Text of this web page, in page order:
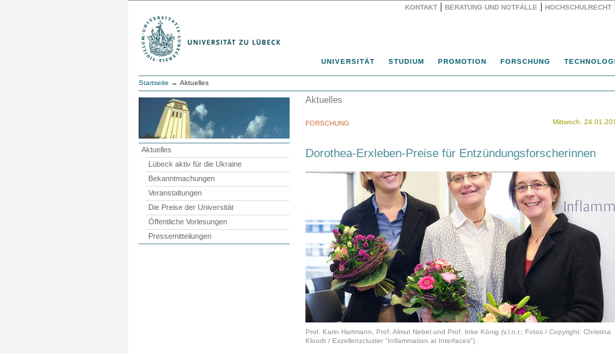
KONTAKT BERATUNG UND NOTFÄLLE HOCHSCHULRECHT
UNIVERSITÄT STUDIUM PROMOTION FORSCHUNG
Startseite → Aktuelles
Aktuelles
Lübeck aktiv für die Ukraine
Bekanntmachungen
Veranstaltungen
Die Preise der Universität
Öffentliche Vorlesungen
Pressemitteilungen
Aktuelles
Mittwoch,
FORSCHUNG
Dorothea-Erxleben-Preise für Entzündungsforscherinnen
Prof. Karin Hartmann, Prof. Almut Nebel und Prof. Inke König (v.l.n.r.; Fotos / Copyright: Christina
Kloodt / Exzellenzcluster "Inflammation at Interfaces")